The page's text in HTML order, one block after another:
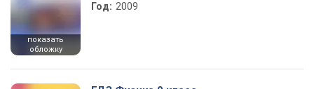
показать
обложку
Год: 2009